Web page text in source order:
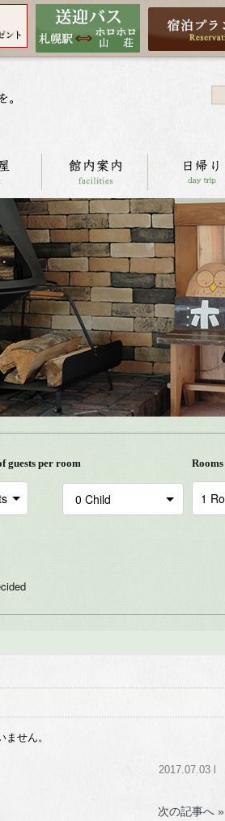
guests per room Rooms
せん。
2017.07.03 l
次の記事へ »